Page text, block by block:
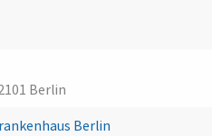
Berlin
Berlin